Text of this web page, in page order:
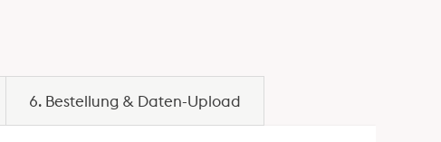
6. Bestellung & Daten-Upload